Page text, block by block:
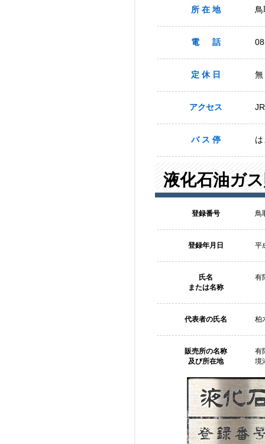
所 在 地
電 話
定 休 日
アクセス
バ ス 停
液化石油ガ
登録番号 鳥
登録年月日 平
氏名
または名称
有
代表者の氏名 柏
販売所の名称
及び所在地
有
境